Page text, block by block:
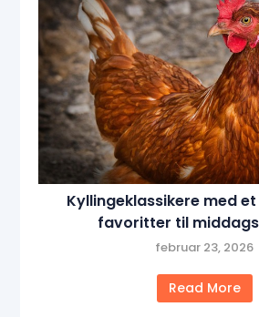
Kyllingeklassikere med
favoritter til
februar 23, 2026
Read More